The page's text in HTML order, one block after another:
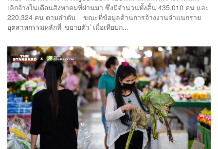
เลิกจ้างในเดือนสิงหาคมที่ผ่านมา ซึ่งมีจำนวนทั้งสิ้น 435,010 คน และ
220,324 คน ตามลำดับ ขณะที่ข้อมูลด้านการจ้างงานจำแนกราย
อุตสาหกรรมหลักที่ ‘ขยายตัว’ เมื่อเทียบก...